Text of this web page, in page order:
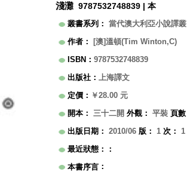
淺灘 9787532748839 | 本
叢書系列 ： 當代澳大利亞小說譯叢
作者 ：
[澳]溫頓(Tim Winton,C)
ISBN ： 9787532748839
出版社 ： 上海譯文
定價 ： ￥28.00 元
開本 ： 三十二開 外觀 ： 平裝 頁數
出版日期 ： 2010/06 版 ： 1 次 ： 1
最近狀態：
：
本書序言 ：